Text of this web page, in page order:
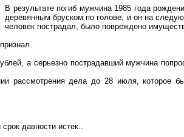
В результате погиб мужчина 1985 года
деревянным бруском по голове, и он на
человек пострадал, было повреждено
а серьезно пострадавший мужчина
рассмотрения дела до 28 июля, которое
давности истек..